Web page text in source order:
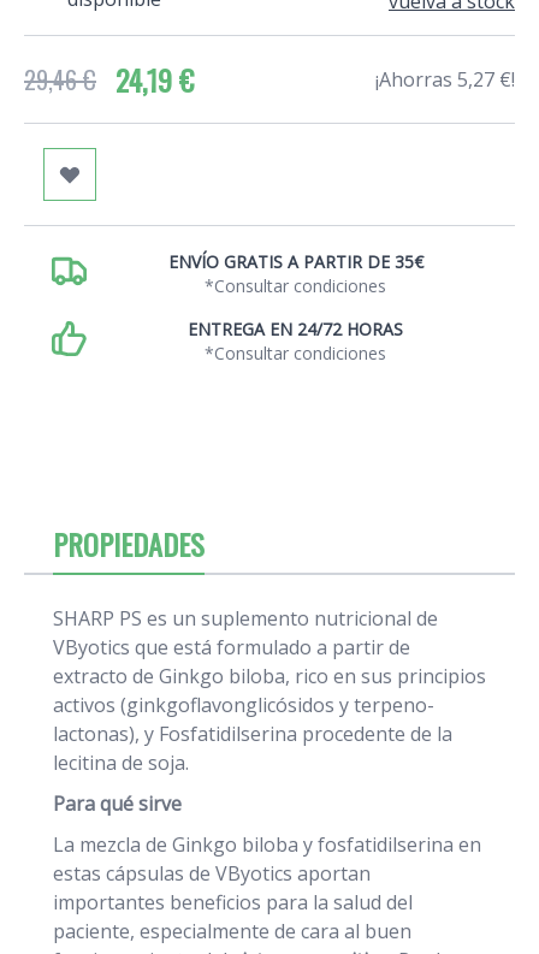
29,46 € 24,19 € ¡Ahorras 5,27 €!
ENVÍO GRATIS A PARTIR DE 35€
*Consultar condiciones
ENTREGA EN 24/72 HORAS
*Consultar condiciones
PROPIEDADES
SHARP PS es un suplemento nutricional de
VByotics que está formulado a partir de
extracto de Ginkgo biloba, rico en sus principios
activos (ginkgoflavonglicósidos y terpeno-
lactonas), y Fosfatidilserina procedente de la
lecitina de soja.
Para qué sirve
La mezcla de Ginkgo biloba y fosfatidilserina en
estas cápsulas de VByotics aportan
importantes beneficios para la salud del
paciente, especialmente de cara al buen